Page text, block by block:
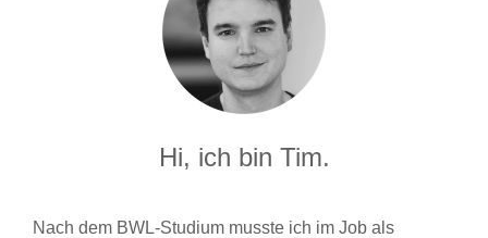
Hi, ich bin Tim.
Nach dem BWL-Studium musste ich im Job als